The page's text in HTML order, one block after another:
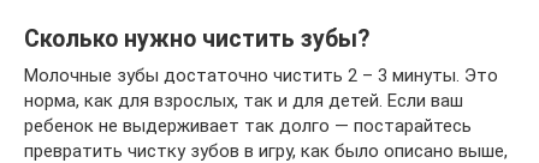
Сколько нужно чистить зубы?
Молочные зубы достаточно чистить 2 – 3 минуты. Это
норма, как для взрослых, так и для детей. Если ваш
ребенок не выдерживает так долго — постарайтесь
превратить чистку зубов в игру, как было описано выше,